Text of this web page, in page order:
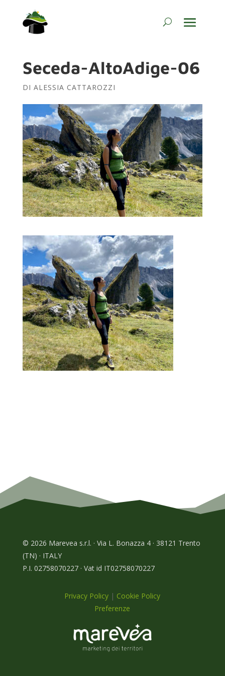
Seceda-AltoAdige-06
DI ALESSIA CATTAROZZI
© 2026 Marevea s.r.l. · Via L. Bonazza 4 · 38121 Trento
(TN) · ITALY
P.I. 02758070227 · Vat id IT02758070227
Privacy Policy | Cookie Policy
Preferenze